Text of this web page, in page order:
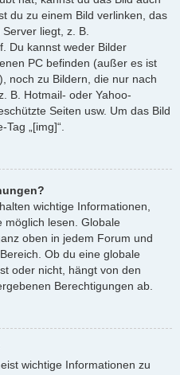
du zu einem Bild verlinken, das
liegt, z. B.
Du kannst weder Bilder
PC befinden (außer es ist
noch zu Bildern, die nur nach
B. Hotmail- oder Yahoo-
Seiten usw. Um das Bild
„[img]“.
wichtige Informationen,
möglich lesen. Globale
oben in jedem Forum und
Ob du eine globale
oder nicht, hängt von den
Berechtigungen ab.
wichtige Informationen zu